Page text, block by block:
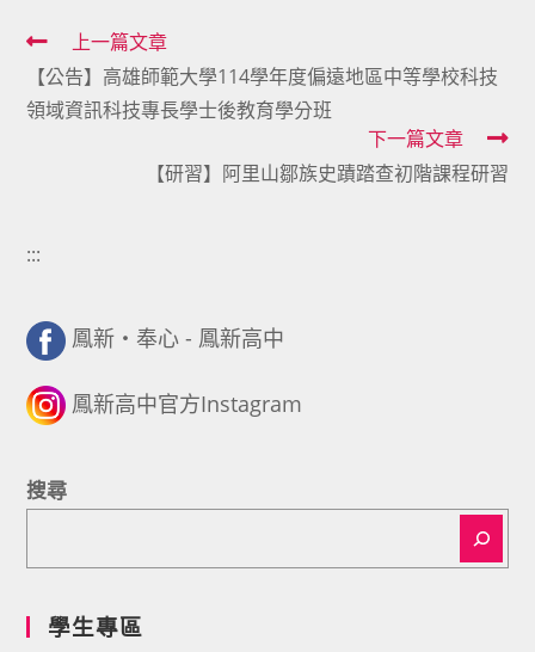
Read
more
articles
上一篇文章
【公告】高雄師範大學114學年度偏遠地區中等學校科技
領域資訊科技專長學士後教育學分班
下一篇文章
【研習】阿里山鄒族史蹟踏查初階課程研習
:::
鳳新・奉心 - 鳳新高中
鳳新高中官方Instagram
搜尋
學生專區